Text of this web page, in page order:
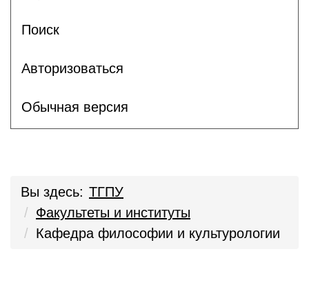
Поиск
Авторизоваться
Обычная версия
Вы здесь: ТГПУ
Факультеты и институты
Кафедра философии и культурологии